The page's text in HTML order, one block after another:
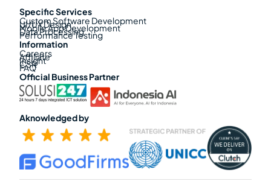
Specific Services
Custom Software Development
UI/UX Design
Mobile App Development
Data Processing
Performance Testing
Information
Careers
Affiliate
Insight
CSR
FAQ
Official Business Partner
Aknowledged by